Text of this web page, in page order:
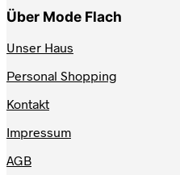
Über Mode Flach
Unser Haus
Personal Shopping
Kontakt
Impressum
AGB